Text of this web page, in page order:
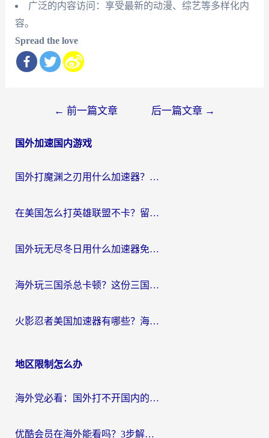
广泛的内容访问：享受最新的动漫、综艺等多样化内
容。
Spread the love
导
← 前一篇文章 后一篇文章 →
国外加速国内游戏
国外打魔渊之刃用什么加速器？2026海外玩家国服游戏加速全攻略（附闪耀暖暖&复苏的魔女避坑指南）
在美国怎么打英雄联盟不卡？留学生亲测的国服游戏加速全攻略
国外玩无尽冬日用什么加速器免费？海外党国服游戏加速避坑指南
海外玩三国杀总卡顿？这份三国杀游戏加速器指南帮你告别延迟烦恼
火影忍者美国加速器有哪些？海外党亲测的国服游戏加速全攻略（含菲律宾玩三国之刃守望黎明技巧）
地区限制怎么办
海外党必看：国外打不开国内的app怎么办？3步解决你的乡愁
优酷会员在海外能看吗？3步解决海外追剧难题，附实测好用加速器推荐